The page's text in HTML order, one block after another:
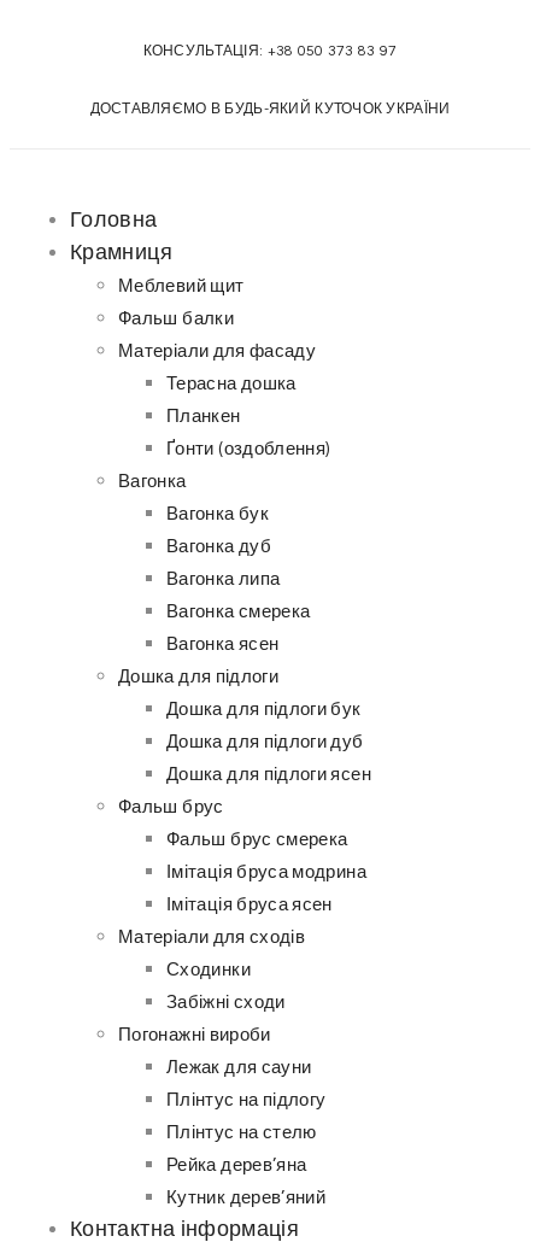
КОНСУЛЬТАЦІЯ: +38 050 373 83 97
ДОСТАВЛЯЄМО В БУДЬ-ЯКИЙ КУТОЧОК УКРАЇНИ
Головна
Крамниця
Меблевий щит
Фальш балки
Матеріали для фасаду
Терасна дошка
Планкен
Ґонти (оздоблення)
Вагонка
Вагонка бук
Вагонка дуб
Вагонка липа
Вагонка смерека
Вагонка ясен
Дошка для підлоги
Дошка для підлоги бук
Дошка для підлоги дуб
Дошка для підлоги ясен
Фальш брус
Фальш брус смерека
Імітація бруса модрина
Імітація бруса ясен
Матеріали для сходів
Сходинки
Забіжні сходи
Погонажні вироби
Лежак для сауни
Плінтус на підлогу
Плінтус на стелю
Рейка дерев’яна
Кутник дерев’яний
Контактна інформація